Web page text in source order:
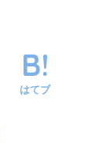
はてブ